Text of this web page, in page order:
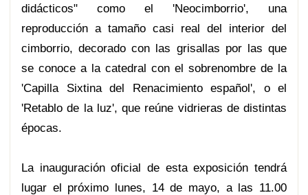
didácticos" como el 'Neocimborrio', una
reproducción a tamaño casi real del interior del
cimborrio, decorado con las grisallas por las que
se conoce a la catedral con el sobrenombre de la
'Capilla Sixtina del Renacimiento español', o el
'Retablo de la luz', que reúne vidrieras de distintas
épocas.
La inauguración oficial de esta exposición tendrá
lugar el próximo lunes, 14 de mayo, a las 11.00